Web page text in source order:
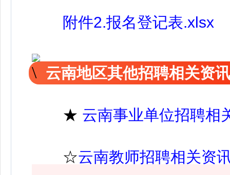
附件2.报名登记表.xlsx
云南地区其他招聘相关资
★ 云南事业单位招聘相
☆云南教师招聘相关资